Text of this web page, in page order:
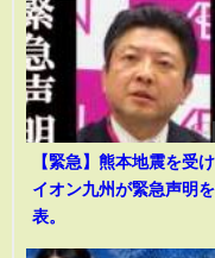
【緊急】熊本地震を受け
イオン九州が緊急声明
表。